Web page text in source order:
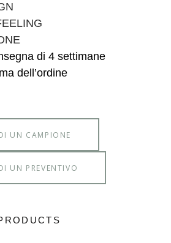
di 4 settimane
dell’ordine
UN CAMPIONE
UN PREVENTIVO